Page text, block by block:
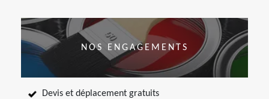
NOS ENGAGEMENTS
Devis et déplacement gratuits